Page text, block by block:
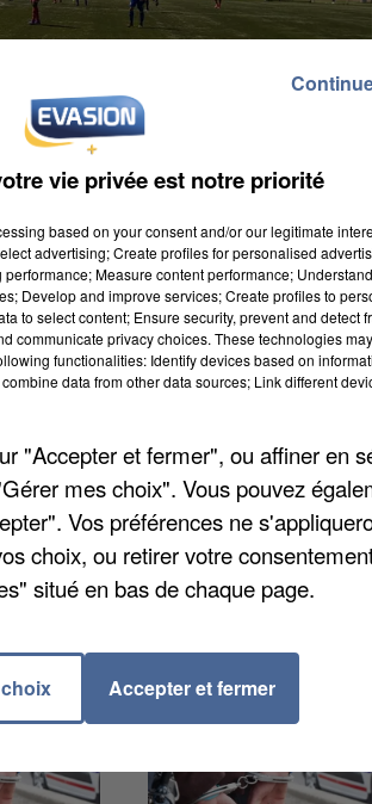
finale. Ils se sont imposés 8
vient de signer sa montée en
2. Ce sera le lundi de Pentecôte, le
vie privée est notre priorité
based on your consent and/or our legitimate
advertising; Create profiles for personalised
Measure content performance;
Develop and improve services; Create profiles to
to select content; Ensure security, prevent and detect
communicate privacy choices. These technologies
functionalities: Identify devices based on
data from other data sources; Link different
"Accepter et fermer", ou affiner en
mes choix". Vous pouvez
Vos préférences ne
choix, ou retirer votre
situé en bas de chaque page.
Accepter et fermer